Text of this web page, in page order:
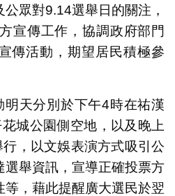
眾對9.14選舉日的關注，
宣傳工作，協調政府部門
傳活動，期望居民積極參
明天分別於下午4時在祐漢
城公園側空地，以及晚上
，以文娛表演方式吸引公
選舉資訊，宣導正確投票方
，藉此提醒廣大選民於翌